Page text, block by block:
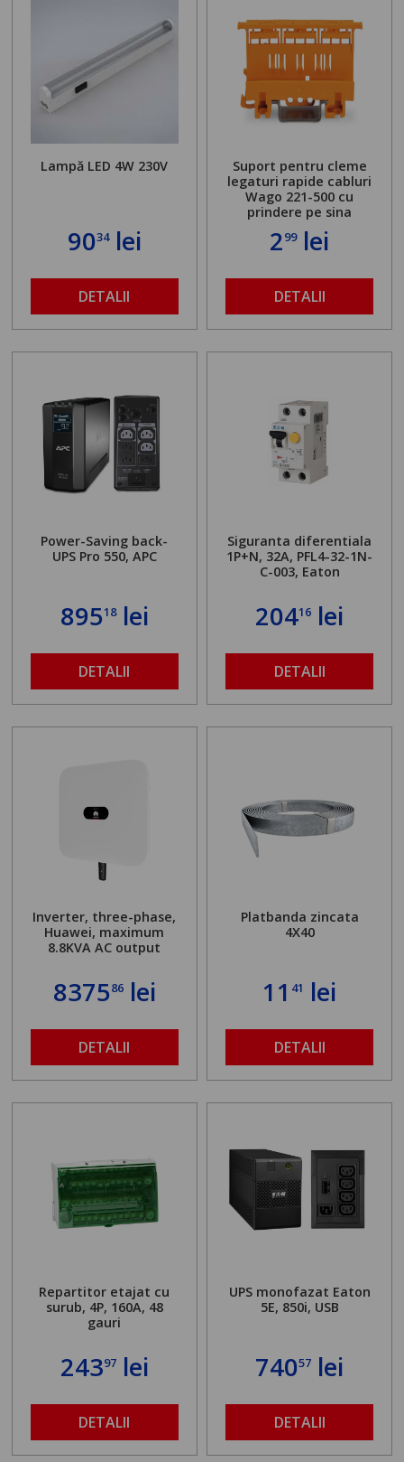
Lampă LED 4W 230V
9034lei
DETALII
Suport pentru cleme
legaturi rapide cabluri
Wago 221-500 cu
prindere pe sina
299lei
DETALII
Power-Saving back-
UPS Pro 550, APC
89518lei
DETALII
Siguranta diferentiala
1P+N, 32A, PFL4-32-1N-
C-003, Eaton
20416 lei
DETALII
Inverter, three-phase,
Huawei, maximum
8.8KVA AC output
837586lei
DETALII
Platbanda zincata
4X40
11 41 lei
DETALII
Repartitor etajat cu
surub, 4P, 160A, 48
gauri
24397lei
DETALII
UPS monofazat Eaton
5E, 850i, USB
74057 lei
DETALII